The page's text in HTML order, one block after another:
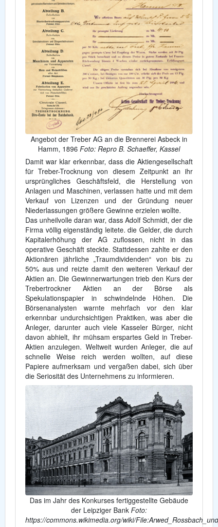
Angebot der Treber AG an die Brennerei Asbeck in
Hamm, 1896 Foto: Repro B. Schaeffer, Kassel
Damit war klar erkennbar, dass die Aktiengesellschaft
für Treber-Trocknung von diesem Zeitpunkt an ihr
ursprüngliches Geschäftsfeld, die Herstellung von
Anlagen und Maschinen, verlassen hatte und mit dem
Verkauf von Lizenzen und der Gründung neuer
Niederlassungen größere Gewinne erzielen wollte.
Das unheilvolle daran war, dass Adolf Schmidt, der die
Firma völlig eigenständig leitete. die Gelder, die durch
Kapitalerhöhung der AG zuflossen, nicht in das
operative Geschäft steckte. Stattdessen zahlte er den
Aktionären jährliche „Traumdividenden“ von bis zu
50% aus und reizte damit den weiteren Verkauf der
Aktien an. Die Gewinnerwartungen trieb den Kurs der
Trebertrockner Aktien an der Börse als
Spekulationspapier in schwindelnde Höhen. Die
Börsenanalysten warnte mehrfach vor den klar
erkennbar undurchsichtigen Praktiken, was aber die
Anleger, darunter auch viele Kasseler Bürger, nicht
davon abhielt, ihr mühsam erspartes Geld in Treber-
Aktien anzulegen. Weltweit wurden Anleger, die auf
schnelle Weise reich werden wollten, auf diese
Papiere aufmerksam und vergaßen dabei, sich über
die Seriosität des Unternehmens zu informieren.
Das im Jahr des Konkurses fertiggestellte Gebäude
der Leipziger Bank Foto:
https://commons.wikimedia.org/wiki/